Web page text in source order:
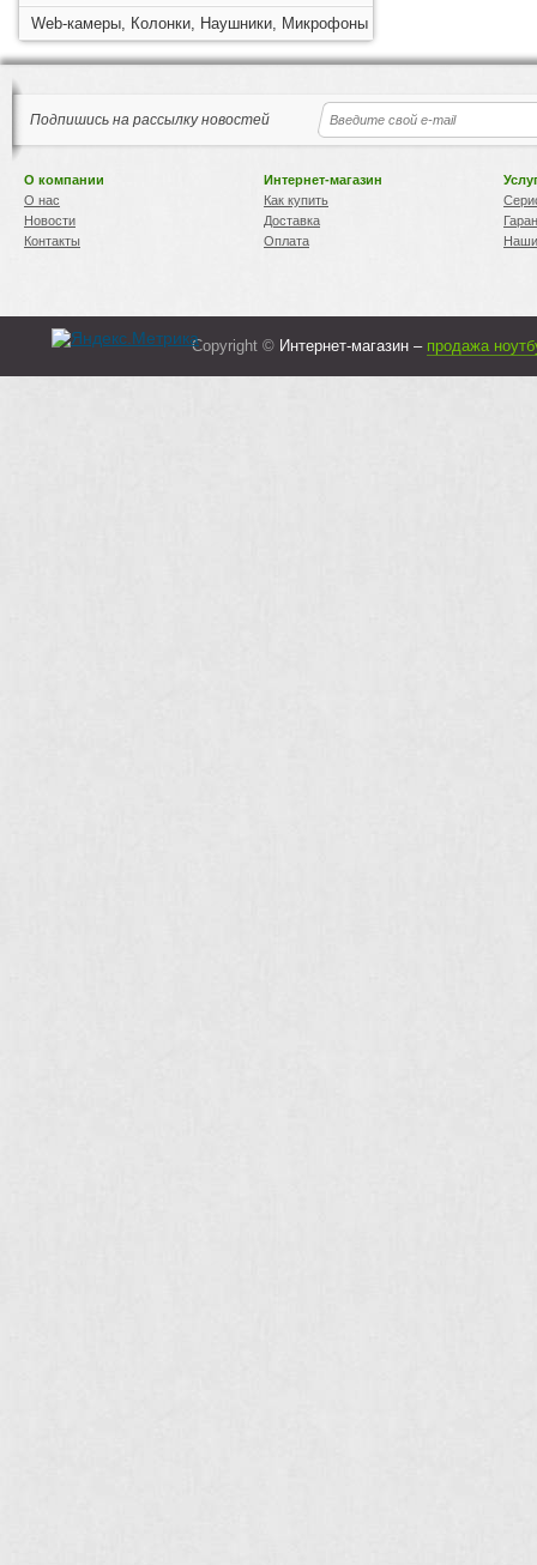
Web-камеры, Колонки, Наушники, Микрофоны
Подпишись на рассылку новостей
О компании
О нас
Новости
Контакты
Интернет-магазин
Как купить
Доставка
Оплата
Copyright © Интернет-магазин – продажа